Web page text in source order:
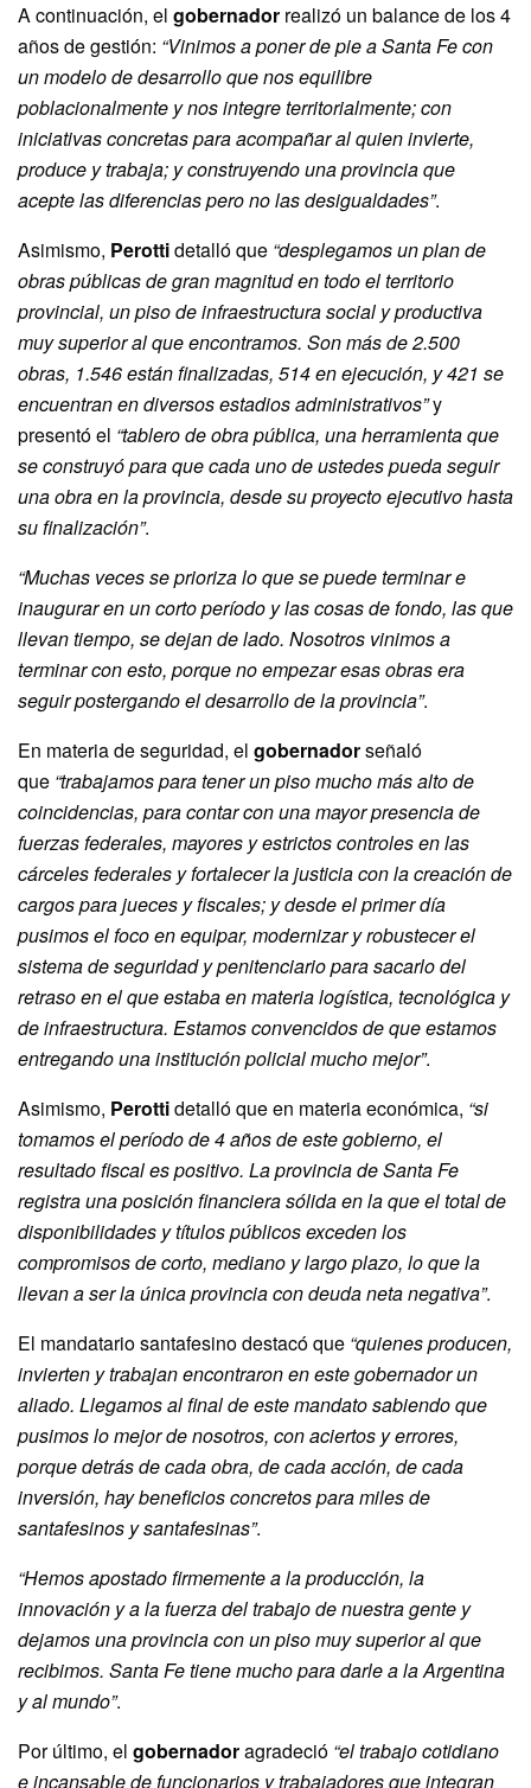
A continuación, el gobernador realizó un balance de los 4
años de gestión: “Vinimos a poner de pie a Santa Fe con
un modelo de desarrollo que nos equilibre
poblacionalmente y nos integre territorialmente; con
iniciativas concretas para acompañar al quien invierte,
produce y trabaja; y construyendo una provincia que
acepte las diferencias pero no las desigualdades”.
Asimismo, Perottidetalló que “desplegamos un plan de
obras públicas de gran magnitud en todo el territorio
provincial, un piso de infraestructura social y productiva
muy superior al que encontramos. Son más de 2.500
obras, 1.546 están finalizadas, 514 en ejecución, y 421 se
encuentran en diversos estadios administrativos”y
presentó el “tablero de obra pública, una herramienta que
se construyó para que cada uno de ustedes pueda seguir
una obra en la provincia, desde su proyecto ejecutivo hasta
su finalización”.
“Muchas veces se prioriza lo que se puede terminar e
inaugurar en un corto período y las cosas de fondo, las que
llevan tiempo, se dejan de lado. Nosotros vinimos a
terminar con esto, porque no empezar esas obras era
seguir postergando el desarrollo de la provincia”.
En materia de seguridad, el gobernadorseñaló
que “trabajamos para tener un piso mucho más alto de
coincidencias, para contar con una mayor presencia de
fuerzas federales, mayores y estrictos controles en las
cárceles federales y fortalecer la justicia con la creación de
cargos para jueces y fiscales; y desde el primer día
pusimos el foco en equipar, modernizar y robustecer el
sistema de seguridad y penitenciario para sacarlo del
retraso en el que estaba en materia logística, tecnológica y
de infraestructura. Estamos convencidos de que estamos
entregando una institución policial mucho mejor”.
Asimismo, Perottidetalló que en materia económica, “si
tomamos el período de 4 años de este gobierno, el
resultado fiscal es positivo. La provincia de Santa Fe
registra una posición financiera sólida en la que el total de
disponibilidades y títulos públicos exceden los
compromisos de corto, mediano y largo plazo, lo que la
llevan a ser la única provincia con deuda neta negativa”.
El mandatario santafesino destacó que “quienes producen,
invierten y trabajan encontraron en este gobernador un
aliado. Llegamos al final de este mandato sabiendo que
pusimos lo mejor de nosotros, con aciertos y errores,
porque detrás de cada obra, de cada acción, de cada
inversión, hay beneficios concretos para miles de
santafesinos y santafesinas”.
“Hemos apostado firmemente a la producción, la
innovación y a la fuerza del trabajo de nuestra gente y
dejamos una provincia con un piso muy superior al que
recibimos. Santa Fe tiene mucho para darle a la Argentina
y al mundo”.
Por último, el gobernadoragradeció “el trabajo cotidiano
e incansable de funcionarios y trabajadores que integran